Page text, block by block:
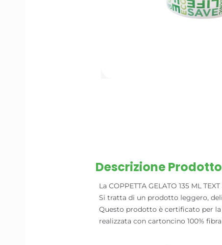
Descrizione Prodotto
La COPPETTA GELATO 135 ML
Si tratta di un prodotto leggero,
Questo prodotto è certificato per
realizzata con cartoncino 100%